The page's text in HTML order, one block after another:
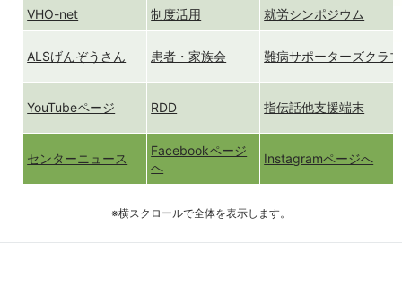
VHO-net 制度活用 就労シンポジウム
ALSげんぞうさん 患者・家族会 難病サポーターズクラブ
YouTubeページ RDD 指伝話他支援端末
センターニュース
Facebookページ
へ
Instagramページへ
※横スクロールで全体を表示します。